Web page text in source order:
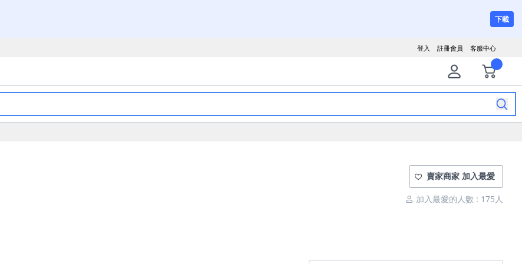
下載
客服中心
註冊會員
登入
賣家商家 加入最愛
加入最愛的人數 : 175人